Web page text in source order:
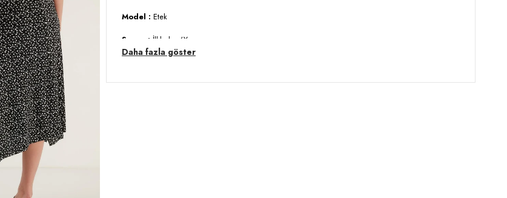
Model : Etek
Sezon : İlkbahar/Yaz
Detay :
Daha fazla göster